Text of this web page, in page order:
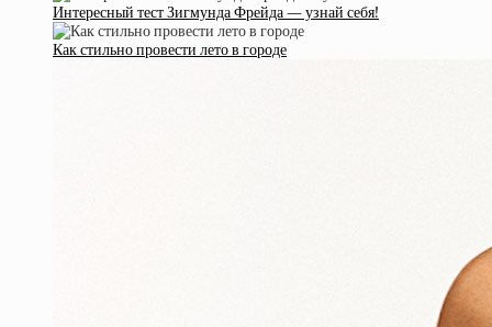
Интересный тест Зигмунда Фрейда — узнай себя!
Как стильно провести лето в городе